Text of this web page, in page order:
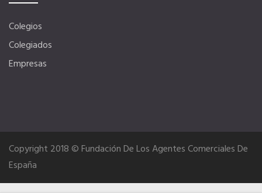
Colegios
Colegiados
Empresas
Copyright 2018 © Fundación De Los Agentes Comerciales De
España